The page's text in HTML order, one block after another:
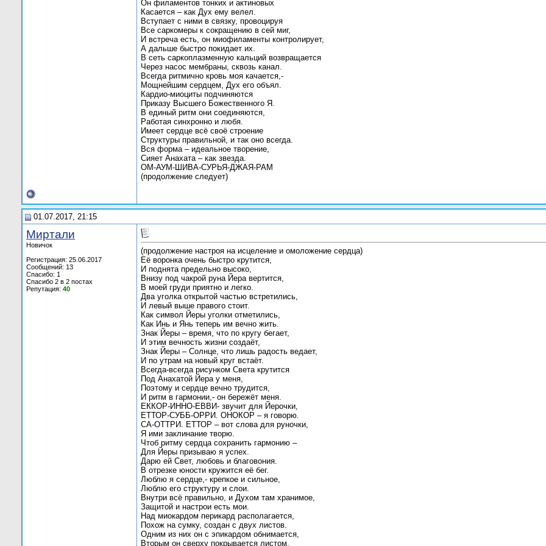
Он филаментов тонких и актиновых
Касается – как Дух ему велел.
Вступает с ними в связку, провоцируя
Все саркомеры к сокращению в сей миг,
И встреча есть, он миофиламенты контролирует,
А дальше быстро покидает их.
В сеть саркоплазменную кальций возвращается
Через насос мембраны, сквозь канал.
Всегда ритмично кровь моя качается,-
Мощнейшим сердцем, Дух его объял.
Кардио-миоциты подчиняются
Приказу Высшего Божественного Я.
В единый ритм они соединяются,
Работая синхронно и любя.
Имеет сердце всё своё строение
Структуры правильной, и так оно всегда.
Вся форма – идеальное творение,
Сияет Анахата – как звезда.
ОМ-АУМ-ШИВА-СУРЬЯ-ДЖАЯ-РАМ
(продолжение следует)
01.07.2017, 21:15
Миртали
Новичок
Регистрация: 25.06.2017
Сообщений: 13
Спасибо: 1
Спасибо 2 в 2 постах
Репутация: 40
(продолжение настроя на исцеление и омоложение сердца)
Её воронка очень быстро крутится,
И поднята предельно высоко,
Внизу под чакрой руна Йера вертится,
В моей груди приятно и легко.
Два уголка открытой частью встретились,
И левый выше правого стоит.
Как символ Йеры уголки отметились,
Как Инь и Янь теперь им вечно жить.
Знак Йеры – время, что по кругу бегает,
И этим вечность жизни создаёт,
Знак Йеры – Солнце, что лишь радость ведает,
И по утрам на новый круг встаёт.
Всегда-всегда рисунком Света крутится
Под Анахатой Йера у меня,
Поэтому и сердце вечно трудится,
И ритм в гармонии,- он бережёт меня.
ЕККОР-ИННО-ЕВВИ- звучит для Йерочки,
ЕТТОР-СУББ-ОРРИ. ОНОКОР – я говорю.
СА-ОТТРИ. ЕТТОР – вот слова для руночки,
Я ими заклинание творю.
Чтоб ритму сердца сохранить гармонию –
Для Йеры призываю я успех.
Дарю ей Свет, любовь и благовония.
В отрезке юности кружится её бег.
Люблю я сердце,- крепкое и сильное,
Люблю его структуру и слои.
Внутри всё правильно, и Духом там хранимое,
Защитой и настрои есть мои.
Над миокардом перикард располагается,
Похож на сумку, создан с двух листов.
Одним из них он с эпикардом обнимается,
Вторым он сверху покрывается листом.